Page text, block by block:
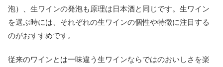
泡）、生ワインの発泡も原理は日本酒と同じです。生ワイン
を選ぶ時には、それぞれの生ワインの個性や特徴に注目する
のがおすすめです。
従来のワインとは一味違う生ワインならではのおいしさを楽